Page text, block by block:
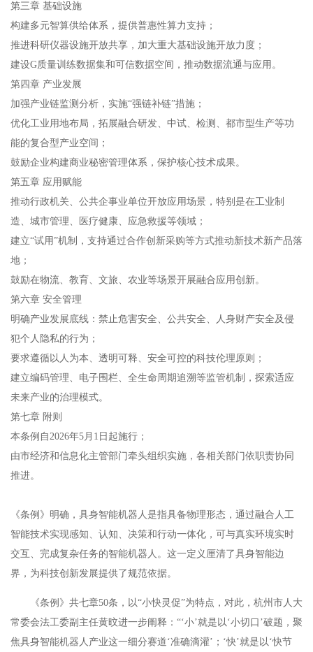
第三章 基础设施‌
构建多元智算供给体系，提供普惠性算力支持；
推进科研仪器设施开放共享，加大重大基础设施开放力度；
建设G质量训练数据集和可信数据空间，推动数据流通与应用。
第四章 产业发展‌
加强产业链监测分析，实施“强链补链”措施；
优化工业用地布局，拓展融合研发、中试、检测、都市型生产等功
能的复合型产业空间；
鼓励企业构建商业秘密管理体系，保护核心技术成果。
第五章 应用赋能‌
推动行政机关、公共企事业单位开放应用场景，特别是在工业制
造、城市管理、医疗健康、应急救援等领域；
建立“‌试用‌”机制，支持通过合作创新采购等方式推动新技术新产品落
地；
鼓励在物流、教育、文旅、农业等场景开展融合应用创新。
第六章 安全管理‌
明确产业发展底线：禁止危害安全、公共安全、人身财产安全及侵
犯个人隐私的行为；
要求遵循以人为本、透明可释、安全可控的科技伦理原则；
建立‌编码管理、电子围栏、全生命周期追溯‌等监管机制，探索适应
未来产业的治理模式。
第七章 附则‌
本条例自‌2026年5月1日起施行‌；
由市经济和信息化主管部门牵头组织实施，各相关部门依职责协同
推进。
《条例》明确，具身智能机器人是指具备物理形态，通过融合人工
智能技术实现感知、认知、决策和行动一体化，可与真实环境实时
交互、完成复杂任务的智能机器人。这一定义厘清了具身智能边
界，为科技创新发展提供了规范依据。
《条例》共七章50条，以“小快灵促”为特点，对此，杭州市人大
常委会法工委副主任黄旼进一步阐释：“‘小’就是以‘小切口’破题，聚
焦具身智能机器人产业这一细分赛道‘准确滴灌’；‘快’就是以‘快节